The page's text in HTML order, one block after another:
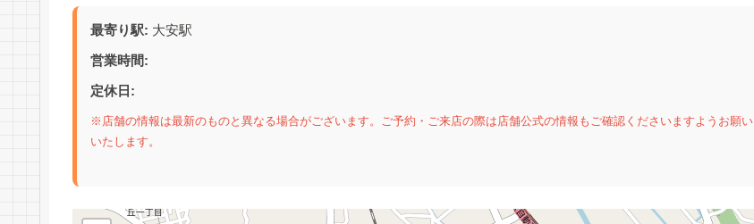
最寄り駅: 大安駅
営業時間:
定休日:
※店舗の情報は最新のものと異なる場合がございます。ご予約・ご来店の際は店舗公式の情報もご確認くださいますようお願い
いたします。